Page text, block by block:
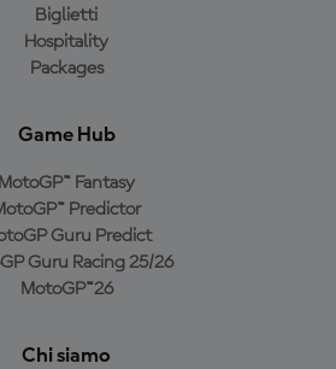
Biglietti
Hospitality
Packages
Game Hub
MotoGP™ Fantasy
Predictor
Guru Predict
Guru Racing 25/26
MotoGP™26
Chi siamo